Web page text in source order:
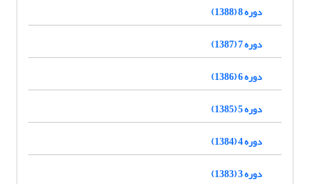
دوره 8 (1388)
دوره 7 (1387)
دوره 6 (1386)
دوره 5 (1385)
دوره 4 (1384)
دوره 3 (1383)